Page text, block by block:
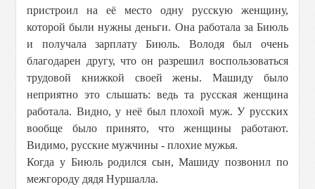
пристроил на её место одну русскую женщину,
которой были нужны деньги. Она работала за Биюль
и получала зарплату Биюль. Володя был очень
благодарен другу, что он разрешил воспользоваться
трудовой книжкой своей жены. Машиду было
неприятно это слышать: ведь та русская женщина
работала. Видно, у неё был плохой муж. У русских
вообще было принято, что женщины работают.
Видимо, русские мужчины - плохие мужья.
Когда у Биюль родился сын, Машиду позвонил по
межгороду дядя Нуршалла.